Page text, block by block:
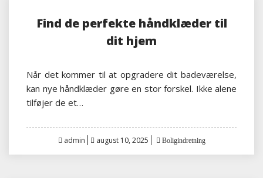
Find de perfekte håndklæder til
dit hjem
Når det kommer til at opgradere dit badeværelse,
kan nye håndklæder gøre en stor forskel. Ikke alene
tilføjer de et…
admin
Posted
august 10, 2025 Boligindretning